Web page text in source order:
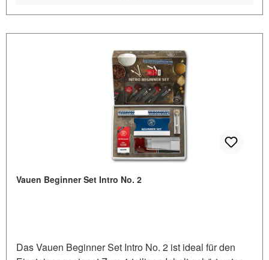
Vauen Beginner Set Intro No. 2
Das Vauen Beginner Set Intro No. 2 ist ideal für den